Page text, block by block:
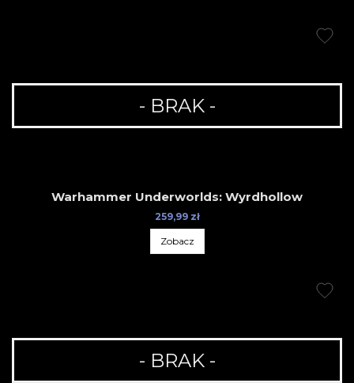
- BRAK -
Warhammer Underworlds: Wyrdhollow
259,99 zł
Zobacz
- BRAK -